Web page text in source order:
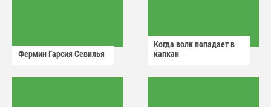
Фермин Гарсия Севилья
Когда волк попадает в
капкан